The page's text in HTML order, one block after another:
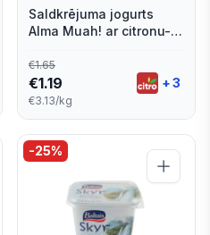
Saldkrējuma jogurts
Alma Muah! ar citronu-
€1.65
€1.19
€3.13/kg
+3
-25%